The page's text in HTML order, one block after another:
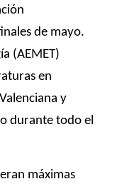
de mayo.
(AEMET)
en
y
durante todo el
máximas